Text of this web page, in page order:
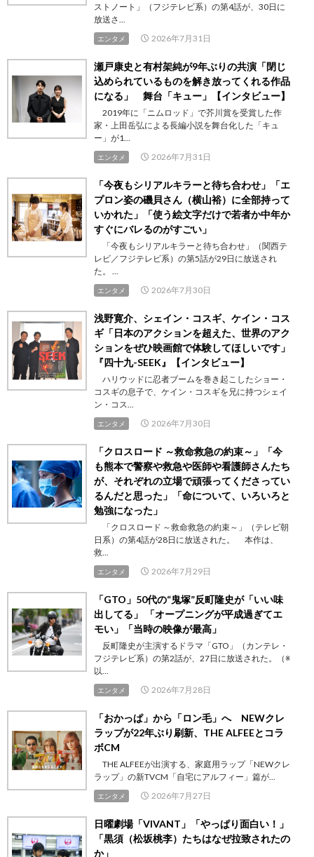
ストノート」（フジテレビ系）の第4話が、30日に
放送さ...
エンタメ 2026年7月31日
瀬戸康史と有村架純が9年ぶりの共演「閉じ
込められているものを解き放ってくれる作品
になる」 舞台「キュー」【インタビュー】
2019年に「ニムロッド」で芥川賞を受賞した作
家・上田岳弘による長編小説を舞台化した「キュ
ー」が1...
エンタメ 2026年7月31日
「今夜もシリアルキラーと待ち合わせ」「エ
プロン姿の磯貝さん（横山裕）に全部持って
いかれた」「使う絵文字だけで若者か中年か
すぐにバレるのがすごい」
「今夜もシリアルキラーと待ち合わせ」（関西テ
レビ／フジテレビ系）の第5話が29日に放送され
た。 ...
エンタメ 2026年7月30日
浅野寛介、シェイン・コスギ、ケイン・コス
ギ「日本のアクションを超えた、世界のアク
ションをぜひ映画館で体験してほしいです」
『四十九-SEEK』【インタビュー】
ハリウッドに忍者ブームを巻き起こしたショー・
コスギの息子で、ケイン・コスギを兄に持つシェイ
ン・コス...
エンタメ 2026年7月30日
「クロスロード ～救命救急の約束～」「今
も熊本で警察や救急や医師や看護師さんたち
が、それぞれの立場で頑張ってくださってい
るんだと思った」「命について、いろいろと
勉強になった」
「クロスロード ～救命救急の約束～」（テレビ朝
日系）の第4話が28日に放送された。 本作は、
救...
エンタメ 2026年7月29日
「GTO」50代の“鬼塚”反町隆史が「いい味
出してる」 「オープニングが平成過ぎてエ
モい」「当時の映像が最高」
反町隆史が主演するドラマ「GTO」（カンテレ・
フジテレビ系）の第2話が、27日に放送された。（※
以...
エンタメ 2026年7月28日
「おかっぱ」から「ロン毛」へ NEWクレ
ラップが22年ぶり刷新、THE ALFEEとコラ
ボCM
THE ALFEEが出演する、家庭用ラップ「NEWクレ
ラップ」の新TVCM「自宅にアルフィー」篇が...
エンタメ 2026年7月27日
日曜劇場「VIVANT」「やっぱり面白い！」
「黒須（松坂桃李）たちはなぜ拉致されたの
か」